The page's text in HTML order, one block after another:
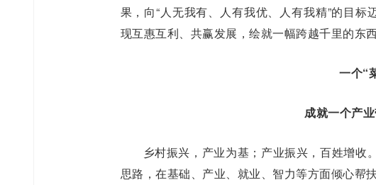
果，向“人无我有、人有我优、人有我精”的目
现互惠互利、共赢发展，绘就一幅跨越千里的东西
一个“
成就一个产
乡村振兴，产业为基；产业振兴，百姓增收
思路，在基础、产业、就业、智力等方面倾心帮